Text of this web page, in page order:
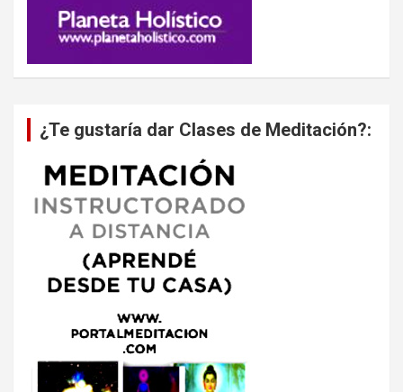
¿Te gustaría dar Clases de Meditación?: